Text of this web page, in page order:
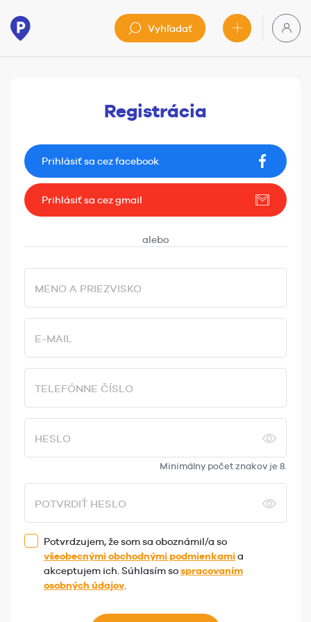
Vyhľadať
Registrácia
Prihlásiť sa cez facebook
Prihlásiť sa cez gmail
MENO A PRIEZVISKO
E-MAIL
TELEFÓNNE ČÍSLO
HESLO
Minimálny počet znakov je 8.
POTVRDIŤ HESLO
Potvrdzujem, že som sa oboznámil/a so
všeobecnými obchodnými podmienkamia
akceptujem ich. Súhlasím sospracovaním
osobných údajov